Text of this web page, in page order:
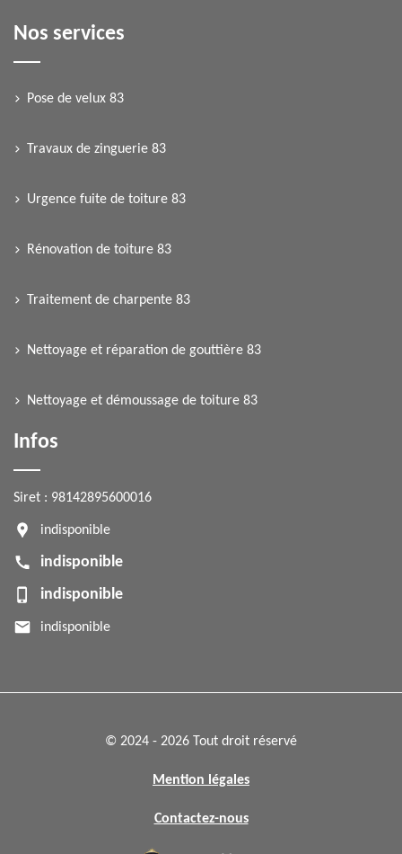
Nos services
Pose de velux 83
Travaux de zinguerie 83
Urgence fuite de toiture 83
Rénovation de toiture 83
Traitement de charpente 83
Nettoyage et réparation de gouttière 83
Nettoyage et démoussage de toiture 83
Infos
Siret : 98142895600016
indisponible
indisponible
indisponible
indisponible
© 2024 - 2026 Tout droit réservé
Mention légales
Contactez-nous